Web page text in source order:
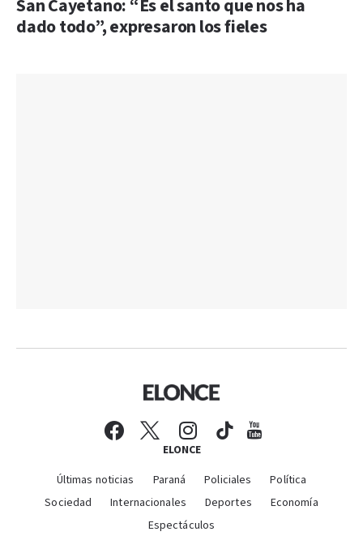
San Cayetano: “Es el santo que nos ha
dado todo”, expresaron los fieles
ELONCE
Últimas noticias Paraná Policiales
Política
Sociedad
Internacionales Deportes
Economía
Espectáculos